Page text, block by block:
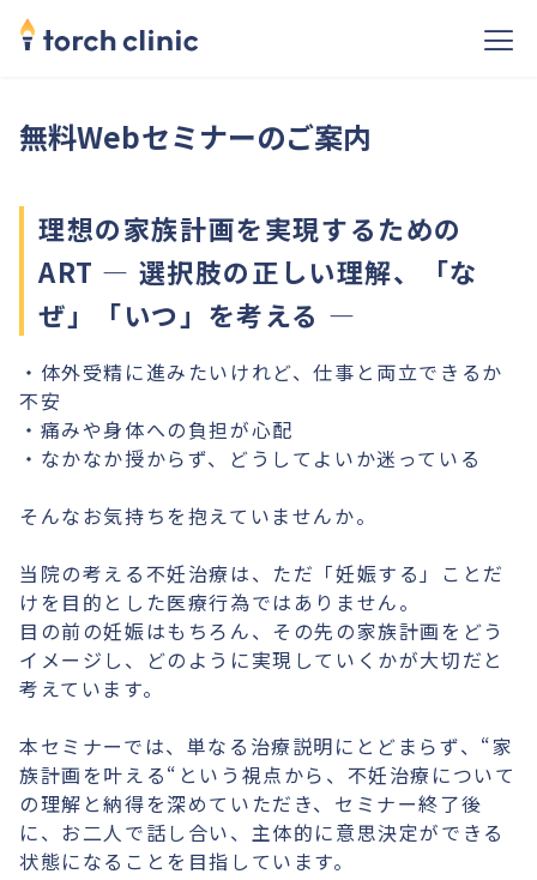
無料Webセミナーのご案内
理想の家族計画を実現するための
ART ― 選択肢の正しい理解、「な
ぜ」「いつ」を考える ―
・体外受精に進みたいけれど、仕事と両立できるか
不安
・痛みや身体への負担が心配
・なかなか授からず、どうしてよいか迷っている
そんなお気持ちを抱えていませんか。
当院の考える不妊治療は、ただ「妊娠する」ことだ
けを目的とした医療行為ではありません。
目の前の妊娠はもちろん、その先の家族計画をどう
イメージし、どのように実現していくかが大切だと
考えています。
本セミナーでは、単なる治療説明にとどまらず、“家
族計画を叶える“という視点から、不妊治療について
の理解と納得を深めていただき、セミナー終了後
に、お二人で話し合い、主体的に意思決定ができる
状態になることを目指しています。